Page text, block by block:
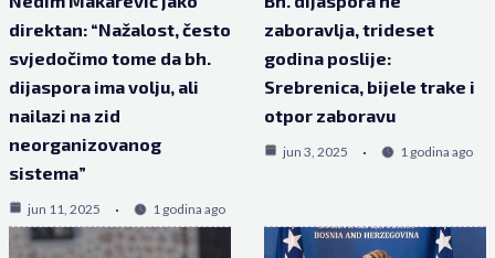
direktan: “Nažalost, često
svjedočimo tome da bh.
dijaspora ima volju, ali
nailazi na zid
neorganizovanog
sistema”
jun 11, 2025 1 godina ago
zaboravlja, trideset
godina poslije:
Srebrenica, bijele trake i
otpor zaboravu
jun 3, 2025 1 godina ago